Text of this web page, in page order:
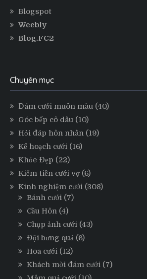
Blogspot
Weebly
Blog.FC2
Chuyên mục
Đám cưới muôn màu (40)
Góc bếp cô dâu (10)
Hỏi đáp hôn nhân (19)
Kế hoạch cưới (16)
Khỏe Đẹp (22)
Kiếm tiền cưới vợ (6)
Kinh nghiệm cưới (308)
Bánh cưới (7)
Cầu Hôn (4)
Chụp ảnh cưới (43)
Đội bưng quả (6)
Hoa cưới (12)
Khách mời đám cưới (7)